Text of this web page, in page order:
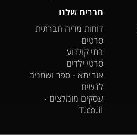
חברים שלנו
דוחות מדיה חברתית
סרטים
בתי קולנוע
סרטי ילדים
אורייתא - ספר ושמנים
לנשים
עסקים מומלצים -
T.co.il